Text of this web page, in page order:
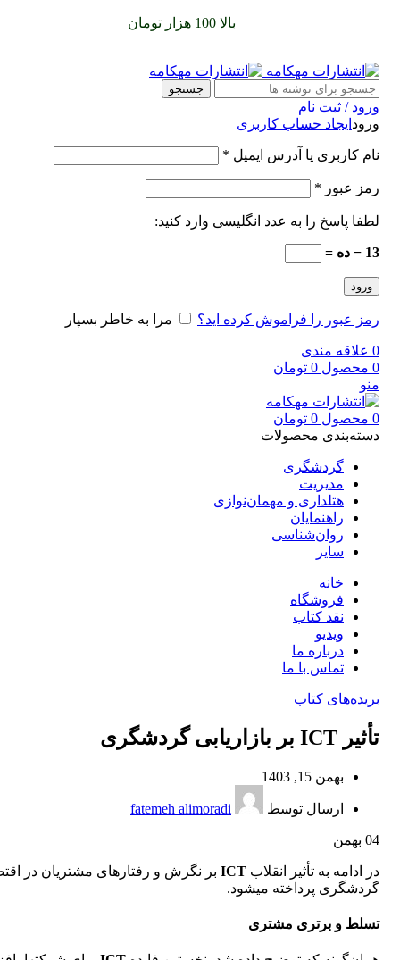
بالا 100 هزار تومان
جستجو
ورود / ثبت نام
ورود ایجاد حساب کاربری
نام کاربری یا آدرس ایمیل *
رمز عبور *
لطفا پاسخ را به عدد انگلیسی وارد کنید:
13 − ده =
ورود
رمز عبور را فراموش کرده اید؟ مرا به خاطر بسپار
0 علاقه مندی
0 محصول 0 تومان
منو
0 محصول 0 تومان
دسته‌بندی محصولات
گردشگری
مدیریت
هتلداری و مهمان‌نوازی
راهنمایان
روان‌شناسی
سایر
خانه
فروشگاه
نقد کتاب
ویدیو
درباره‌ ما
تماس با ما
بریده‌های کتاب
تأثیر ICT بر بازاریابی گردشگری
بهمن 15, 1403
ارسال توسط fatemeh alimoradi
04 بهمن
در ادامه به تأثیر انقلاب
بر نگرش و رفتارهای مشتریان در
گردشگری پرداخته می‎شود.
تسلط و برتری مشتری